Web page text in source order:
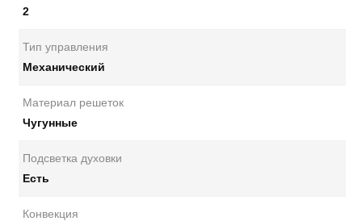
2
Тип управления
Механический
Материал решеток
Чугунные
Подсветка духовки
Есть
Конвекция